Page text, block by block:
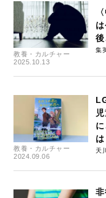
教養・カルチャー
2025.10.13
集
教養・カルチャー
2024.09.06
は
天